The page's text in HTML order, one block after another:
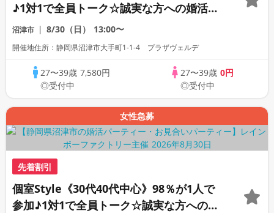
♪1対1で全員トーク☆誠実な方への婚活パ
ーティー
沼津市 8/30（日） 13:00〜
開催地住所：静岡県沼津市大手町1-1-4 プラザヴェルデ
27〜39歳 7,580円
◎受付中
27〜39歳 0円
◎受付中
女性急募
先着割引
個室Style《30代40代中心》98％が1人で
参加♪1対1で全員トーク☆誠実な方への婚